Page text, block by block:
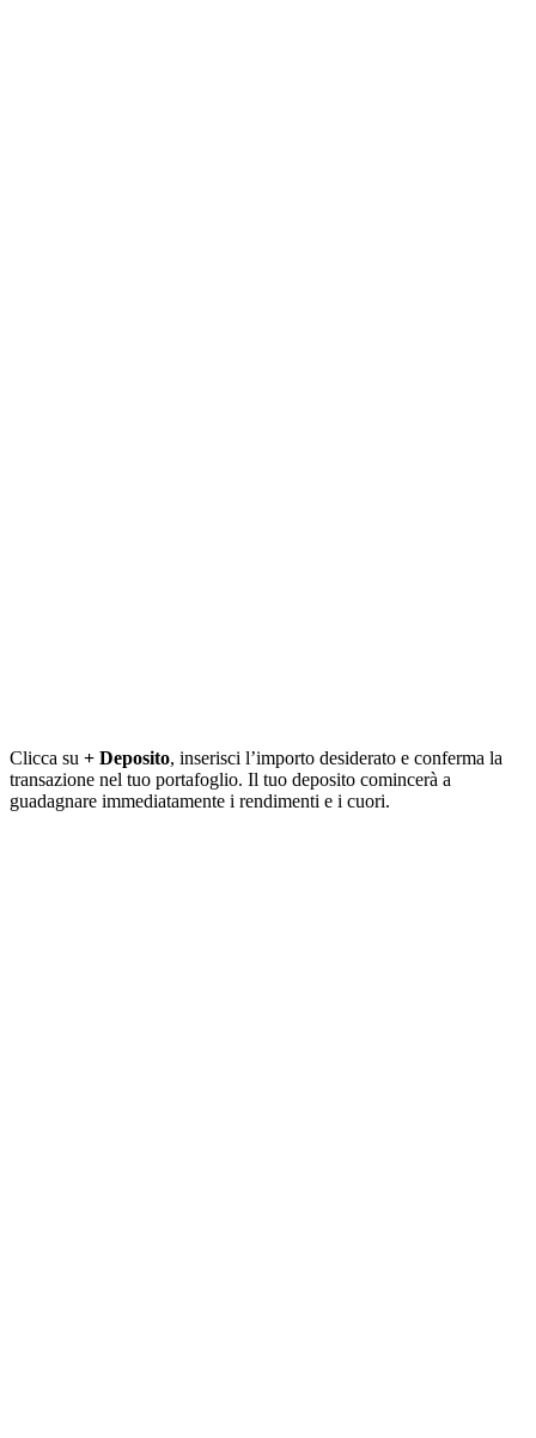
Clicca su + Deposito, inserisci l’importo desiderato e conferma la
transazione nel tuo portafoglio. Il tuo deposito comincerà a
guadagnare immediatamente i rendimenti e i cuori.